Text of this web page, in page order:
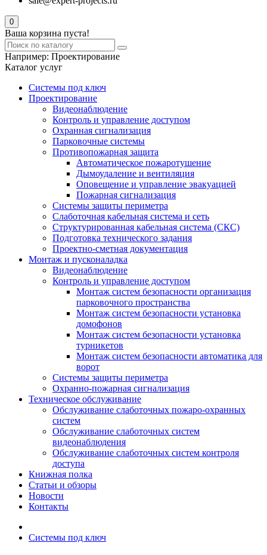
0
Ваша корзина пуста!
Например: Проектирование
Каталог услуг
Системы под ключ
Проектирование
Видеонаблюдение
Контроль и управление доступом
Охранная сигнализация
Парковочные системы
Противопожарная защита
Автоматическое пожаротушение
Дымоудаление и вентиляция
Оповещение и управление эвакуацией
Пожарная сигнализация
Системы защиты периметра
Слаботочная кабельная система и сеть
Структурированная кабельная система (СКС)
Подготовка технического задания
Проектно-сметная документация
Монтаж и пусконаладка
Видеонаблюдение
Контроль и управление доступом
Монтаж систем безопасности организация
парковочного пространства
Монтаж систем безопасности установка
домофонов
Монтаж систем безопасности установка
турникетов
Монтаж систем безопасности автоматика для
ворот
Системы защиты периметра
Охранно-пожарная сигнализация
Техническое обслуживание
Обслуживание слаботочных пожаро-охранных
систем
Обслуживание слаботочных систем
видеонаблюдения
Обслуживание слаботочных систем контроля
доступа
Книжная полка
Статьи и обзоры
Новости
Контакты
Системы под ключ